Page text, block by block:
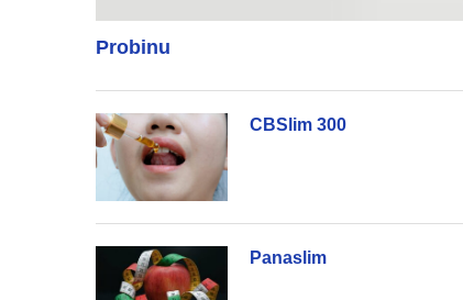
Probinu
CBSlim 300
Panaslim